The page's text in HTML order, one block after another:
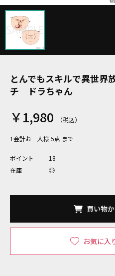
とんでもスキルで異世界
チ ドラちゃん
￥1,980
1会計お一人様 5点 まで
ポイント
18
在庫
◎
買い物
お気に入